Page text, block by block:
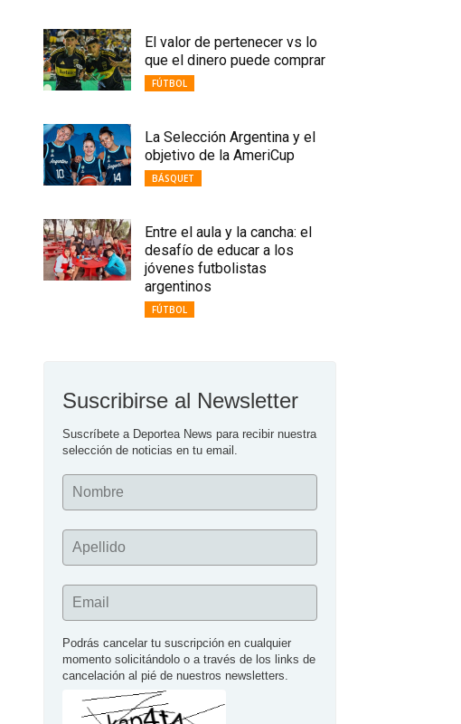
El valor de pertenecer vs lo
que el dinero puede comprar
FÚTBOL
La Selección Argentina y el
objetivo de la AmeriCup
BÁSQUET
Entre el aula y la cancha: el
desafío de educar a los
jóvenes futbolistas
argentinos
FÚTBOL
Suscribirse al Newsletter
Suscríbete a Deportea News para recibir nuestra
selección de noticias en tu email.
Nombre
Apellido
Email
Podrás cancelar tu suscripción en cualquier
momento solicitándolo o a través de los links de
cancelación al pié de nuestros newsletters.